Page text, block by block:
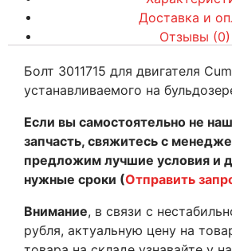
Доставка и
Отзывы (0)
Болт 3011715 для двигателя
устанавливаемого на
Если вы самостоятельно не
запчасть, свяжитесь с
предложим лучшие условия и
нужные сроки (Отправить
Внимание, в связи с
рубля, актуальную цену на